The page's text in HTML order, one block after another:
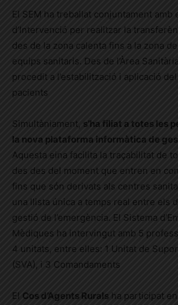
El SEM ha treballat conjuntament amb
d’Intervenció per realitzar la
des de la zona calenta fins a la zona
equips sanitaris. Des de l’Àrea
procedit a l’estabilització i aplicació
pacients
Simultàniament, s’ha filiat a totes les
la nova plataforma informàtica de
Aquesta eina facilita la traçabilitat de
des des del moment que entren en
fins que són derivats als centres
una llista única a temps real entre els
gestió de l’emergència. El Sistema
Mèdiques ha intervingut amb 5
4 unitats, entre elles: 1 Unitat de
(SVA), i 3 Comandaments
El Cos d’Agents Rurals ha participat